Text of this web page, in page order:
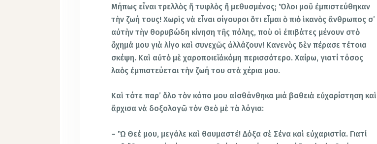
Μήπως εἶναι τρελλὸς ἤ τυφλὸς ἤ μεθυσμένος; Ὅλοι μοῦ ἐμπιστεύθηκαν
τὴν ζωή τους! Χωρὶς νὰ εἶναι σίγουροι ὅτι εἶμαι ὁ πιὸ ἱκανὸς ἄνθρωπος σ’
αὐτὴν τὴν θορυβώδη κίνηση τῆς πόλης, ποὺ οἱ ἐπιβάτες μένουν στὸ
ὄχημά μου γιὰ λίγο καὶ συνεχῶς ἀλλάζουν! Κανενὸς δὲν πέρασε τέτοια
σκέψη. Καὶ αὐτὸ μὲ χαροποιεῖ ἀκόμη περισσότερο. Χαίρω, γιατί τόσος
λαὸς ἐμπιστεύεται τὴν ζωή του στὰ χέρια μου.
Καὶ τότε παρ’ ὅλο τὸν κόπο μου αἰσθάνθηκα μιά βαθειὰ εὐχαρίστηση καὶ
ἄρχισα νὰ δοξολογῶ τὸν Θεὸ μὲ τὰ λόγια:
– Ὢ Θεέ μου, μεγάλε καὶ θαυμαστέ! Δόξα σὲ Σένα καὶ εὐχαριστία. Γιατί